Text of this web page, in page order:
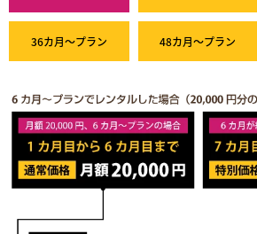
36カ月～プラン 48カ月～プラン